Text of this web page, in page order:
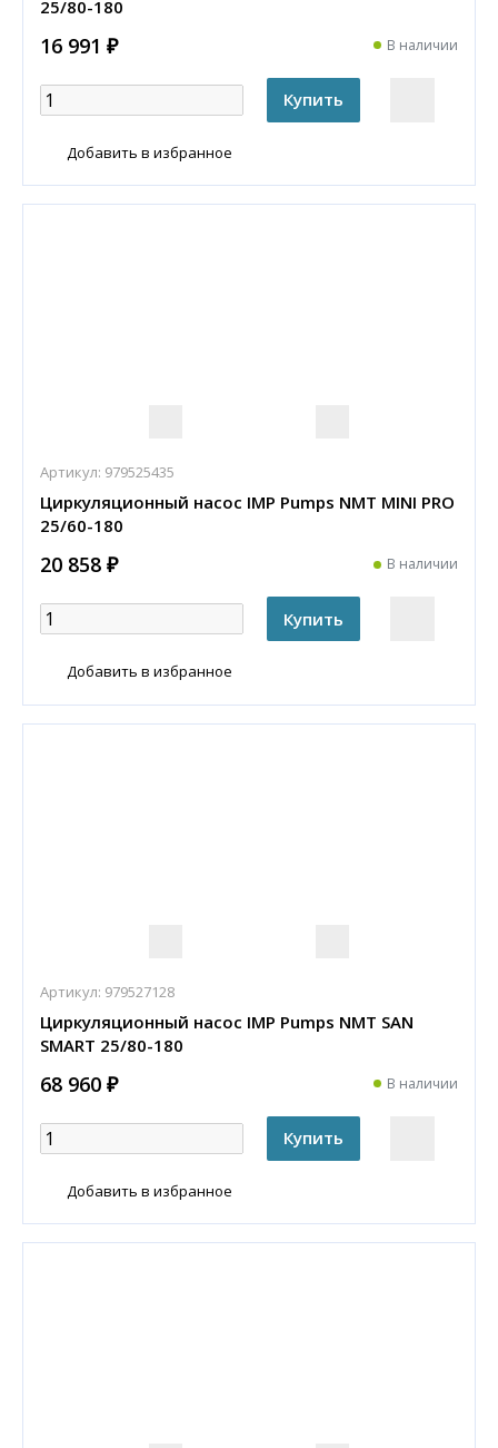
25/80-180
16 991 ₽ В наличии
Добавить в избранное
Артикул: 979525435
Циркуляционный насос IMP Pumps NMT MINI PRO
25/60-180
20 858 ₽ В наличии
Добавить в избранное
Артикул: 979527128
Циркуляционный насос IMP Pumps NMT SAN
SMART 25/80-180
68 960 ₽ В наличии
Добавить в избранное